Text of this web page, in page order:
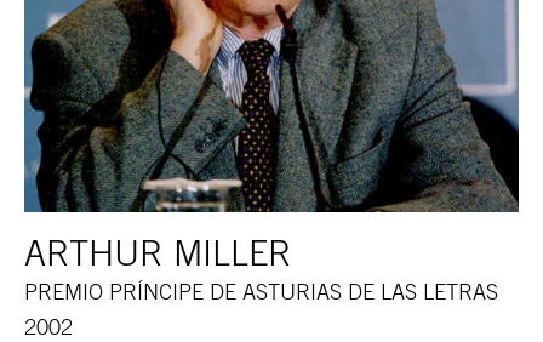
ARTHUR MILLER
PREMIO PRÍNCIPE DE ASTURIAS DE LAS LETRAS
2002